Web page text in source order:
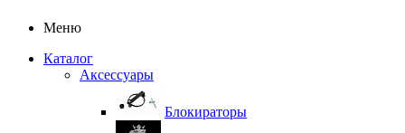
Меню
Каталог
Аксессуары
Блокираторы